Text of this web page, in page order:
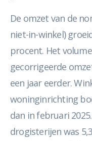
De omzet van de
niet-in-winkel)
procent. Het
gecorrigeerde
een jaar eerder.
woninginrichting
dan in februari
drogisterijen was